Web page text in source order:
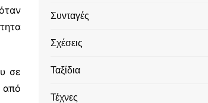
σε
Συνταγές
Σχέσεις
Ταξίδια
Τέχνες